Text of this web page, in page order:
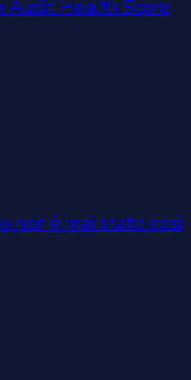
Audit Health Score
non è mai stato così